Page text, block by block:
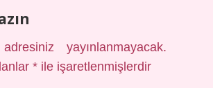
yayınlanmayacak.
* ile işaretlenmişlerdir